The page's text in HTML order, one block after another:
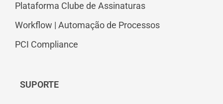
Plataforma Clube de Assinaturas
Workflow | Automação de Processos
PCI Compliance
SUPORTE